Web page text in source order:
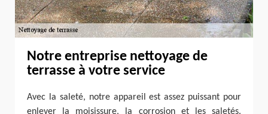
Notre entreprise nettoyage de
terrasse à votre service
Avec la saleté, notre appareil est assez puissant pour
enlever la moisissure, la corrosion et les saletés.